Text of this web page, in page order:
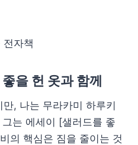
전자책
을 헌 옷과 함께
, 나는 무라카미 하루키
는 에세이 [샐러드를 좋
의 핵심은 짐을 줄이는 것